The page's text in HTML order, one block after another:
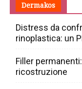
Dermakos
Distress da
rinoplastica: un
Filler
ricostruzione